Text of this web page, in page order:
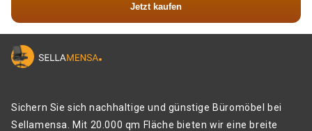
Jetzt kaufen
Sichern Sie sich nachhaltige und günstige Büromöbel bei
Sellamensa. Mit 20.000 qm Fläche bieten wir eine breite